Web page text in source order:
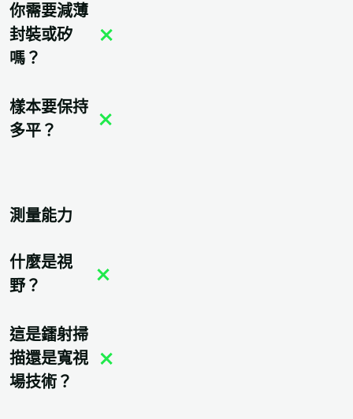
你需要減薄
封裝或矽
嗎？
樣本要保持
多平？
測量能力
什麼是視
野？
這是鐳射掃
描還是寬視
場技術？